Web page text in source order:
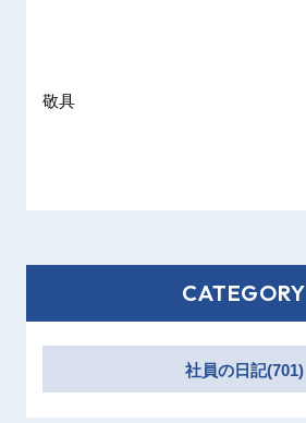
敬具
CATEGORY
社員の日記(701)